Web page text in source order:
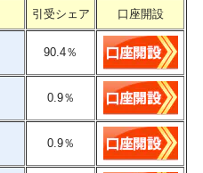
引受シェア 口座開設
90.4％
0.9％
0.9％